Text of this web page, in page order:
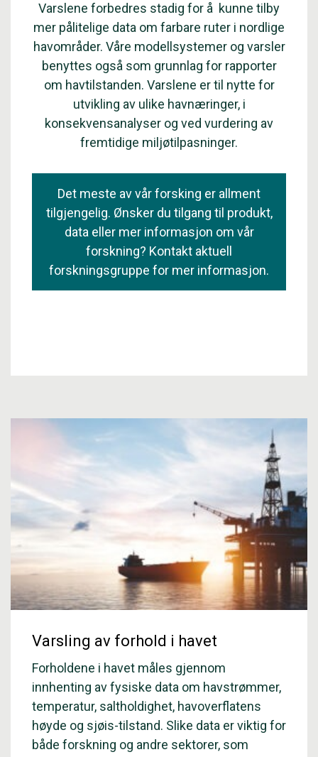
Varslene forbedres stadig for å kunne tilby
mer pålitelige data om farbare ruter i nordlige
havområder. Våre modellsystemer og varsler
benyttes også som grunnlag for rapporter
om havtilstanden. Varslene er til nytte for
utvikling av ulike havnæringer, i
konsekvensanalyser og ved vurdering av
fremtidige miljøtilpasninger.
Det meste av vår forsking er allment
tilgjengelig. Ønsker du tilgang til produkt,
data eller mer informasjon om vår
forskning? Kontakt aktuell
forskningsgruppe for mer informasjon.
Varsling av forhold i havet
Forholdene i havet måles gjennom
innhenting av fysiske data om havstrømmer,
temperatur, saltholdighet, havoverflatens
høyde og sjøis-tilstand. Slike data er viktig for
både forskning og andre sektorer, som